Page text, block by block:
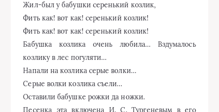
Жил-был у бабушки серенький козлик,
Фить как! вот как! серенький козлик!
Фить как! вот как! серенький козлик!
Бабушка козлика очень любила… Вздумалось
козлику в лес погуляти…
Напали на козлика серые волки…
Серые волки козлика съели…
Оставили бабушке рожки да ножки.
Песенка эта включена И. С. Тургеневым в его